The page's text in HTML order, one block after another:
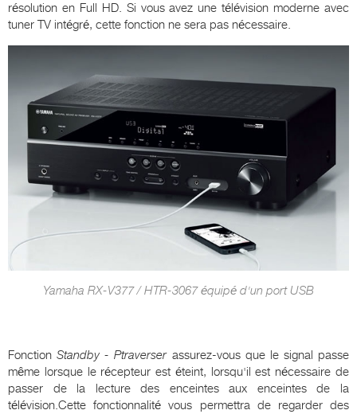
résolution en Full HD. Si vous avez une télévision moderne avec
tuner TV intégré, cette fonction ne sera pas nécessaire.
Yamaha RX-V377 / HTR-3067 équipé d'un port USB
FonctionStandby -Ptraverserassurez-vous que le signal passe
même lorsque le récepteur est éteint, lorsqu'il est nécessaire de
passer de la lecture des enceintes aux enceintes de la
télévision.Cette fonctionnalité vous permettra de regarder des